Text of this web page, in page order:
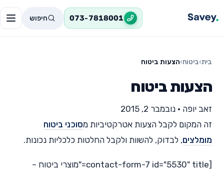
073-7818001 חיפוש
בית›ביטוח›הצעות ביטוח
הצעות ביטוח
זאב יופה • נובמבר 2, 2015
זה המקום לקבל הצעות אטרקטיביות מסוכני ביטוח
מומלצים, לבדוק, להשוות ולקבל החלטות כלכליות נכונות.
[contact-form-7 id="5530" title="מוצרי ביטוח –